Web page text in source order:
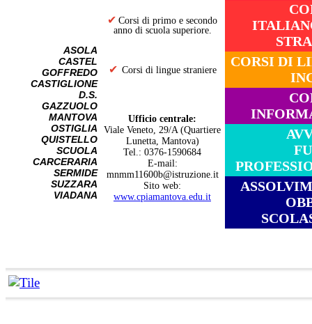
ASOLA
CASTEL
GOFFREDO
CASTIGLIONE
D.S.
GAZZUOLO
MANTOVA
OSTIGLIA
QUISTELLO
SCUOLA
CARCERARIA
SERMIDE
SUZZARA
VIADANA
✔ Corsi di primo e secondo
anno di scuola superiore.
✔ Corsi di lingue straniere
CORSI DI
Ufficio centrale:
Viale Veneto, 29/A (Quartiere
Lunetta, Mantova)
Tel.: 0376-1590684
E-mail:
mnmm11600b@istruzione.it
Sito web:
www.cpiamantova.edu.it